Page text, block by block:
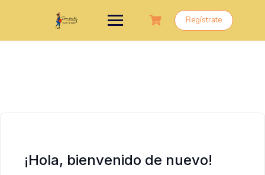
Regístrate
¡Hola, bienvenido de nuevo!